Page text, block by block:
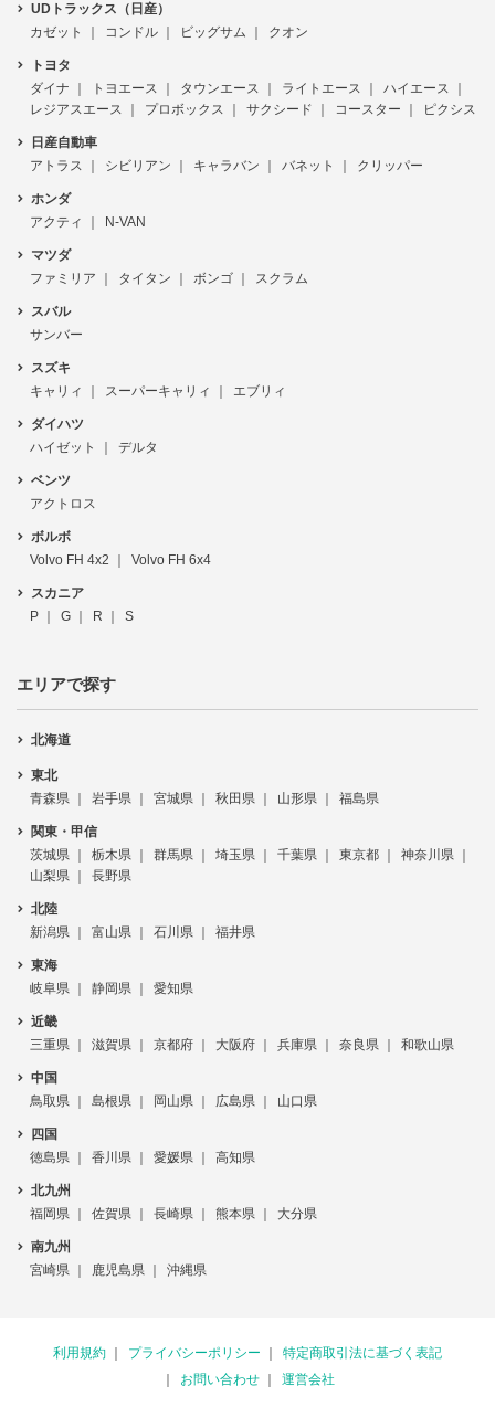
UDトラックス（日産）
カゼット
コンドル ビッグサム クオン
トヨタ
ダイナ
トヨエース タウンエース ライトエース
ハイエース
レジアスエース
プロボックス サクシード コースター ピクシス
日産自動車
アトラス
シビリアン キャラバン バネット クリッパー
ホンダ
アクティ
N-VAN
マツダ
ファミリア
タイタン ボンゴ スクラム
スバル
サンバー
スズキ
キャリィ
スーパーキャリィ エブリィ
ダイハツ
ハイゼット
デルタ
ベンツ
アクトロス
ボルボ
Volvo FH 4x2
Volvo FH 6x4
スカニア
P
G R S
エリアで探す
北海道
東北
青森県
岩手県 宮城県 秋田県 山形県 福島県
関東・甲信
茨城県
栃木県 群馬県 埼玉県 千葉県 東京都
神奈川県
山梨県
長野県
北陸
新潟県
富山県 石川県 福井県
東海
岐阜県
静岡県 愛知県
近畿
三重県
滋賀県 京都府 大阪府 兵庫県 奈良県 和歌山県
中国
鳥取県
島根県 岡山県 広島県 山口県
四国
徳島県
香川県 愛媛県 高知県
北九州
福岡県
佐賀県 長崎県 熊本県 大分県
南九州
宮崎県
鹿児島県 沖縄県
利用規約 プライバシーポリシー
特定商取引法に基づく表記
お問い合わせ
運営会社